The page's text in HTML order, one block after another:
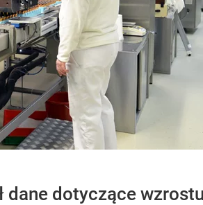
dane dotyczące